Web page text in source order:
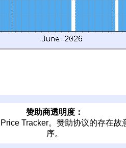
赞助商透明度：
Tracker。赞助协议的存在
序。